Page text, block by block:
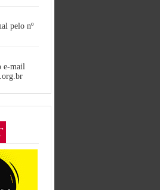
pelo nº
e-mail